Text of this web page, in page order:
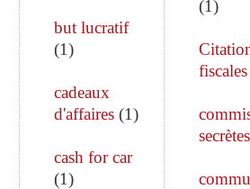
but lucratif
(1)
cadeaux
d'affaires(1)
cash for car
(1)
(1)
fiscales
secrètes